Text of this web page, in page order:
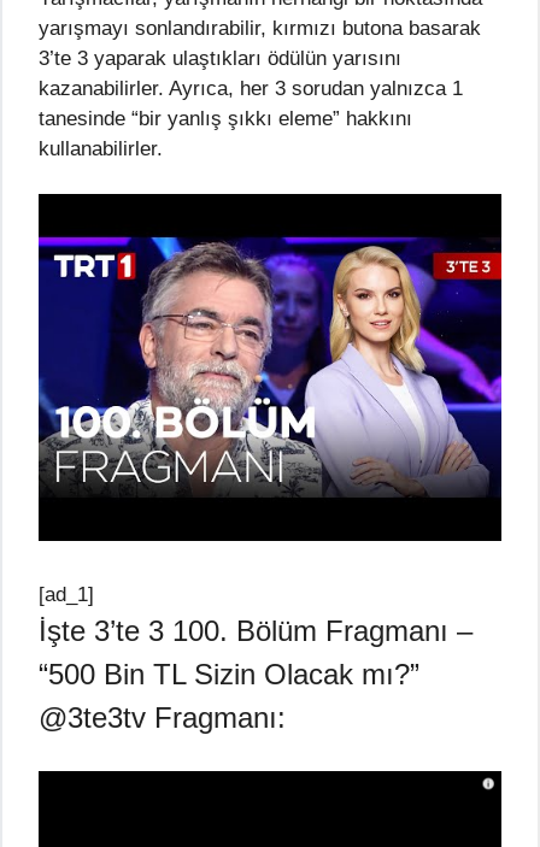
yarışmayı sonlandırabilir, kırmızı butona basarak
3’te 3 yaparak ulaştıkları ödülün yarısını
kazanabilirler. Ayrıca, her 3 sorudan yalnızca 1
tanesinde “bir yanlış şıkkı eleme” hakkını
kullanabilirler.
[ad_1]
İşte 3’te 3 100. Bölüm Fragmanı –
“500 Bin TL Sizin Olacak mı?”
@3te3tv Fragmanı: